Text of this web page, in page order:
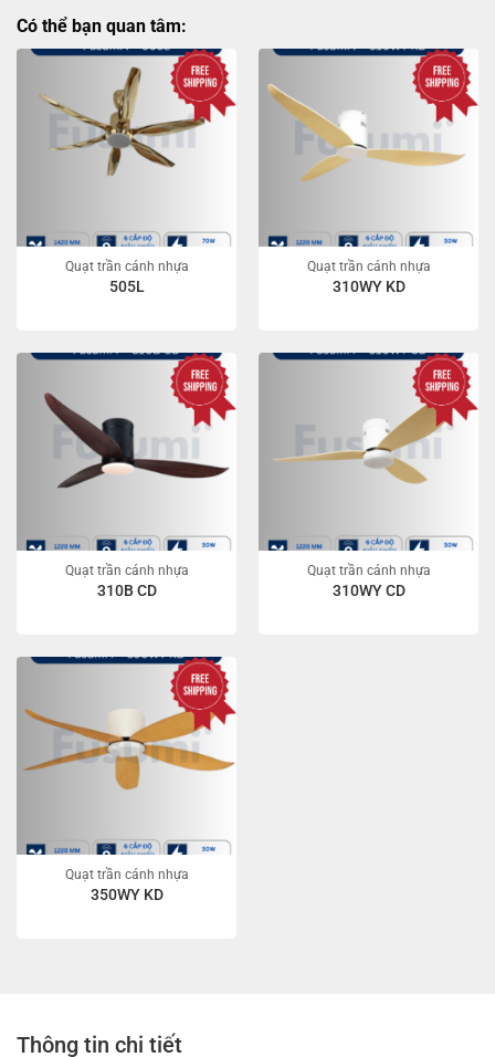
Có thể bạn quan tâm:
Quạt trần cánh nhựa
505L
Quạt trần cánh nhựa
310WY KD
Quạt trần cánh nhựa
310B CD
Quạt trần cánh nhựa
310WY CD
Quạt trần cánh nhựa
350WY KD
Thông tin chi tiết